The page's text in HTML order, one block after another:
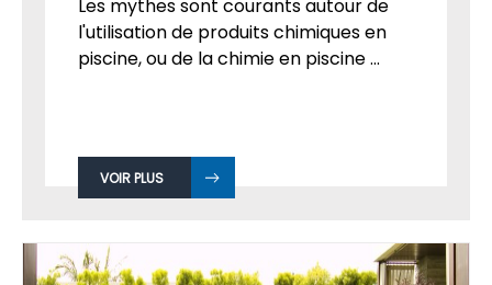
Les mythes sont courants autour de
l'utilisation de produits chimiques en
piscine, ou de la chimie en piscine ...
VOIR PLUS